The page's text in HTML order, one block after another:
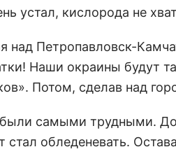
устал, кислорода не
над Петропавловск-
Наши окраины будут
Потом, сделав над
самыми трудными.
обледеневать.